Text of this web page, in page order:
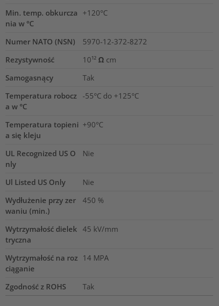
Min. temp. obkurcza
nia w °C
+120°C
Numer NATO (NSN)
5970-12-372-8272
Rezystywność
10¹² Ω cm
Samogasnący
Tak
Temperatura robocz
a w °C
-55°C do +125°C
Temperatura topieni
a się kleju
+90°C
UL Recognized US O
nly
Nie
Ul Listed US Only
Nie
Wydłużenie przy zer
waniu (min.)
450 %
Wytrzymałość dielek
tryczna
45 kV/mm
Wytrzymałość na roz
ciąganie
14 MPA
Zgodność z ROHS Tak